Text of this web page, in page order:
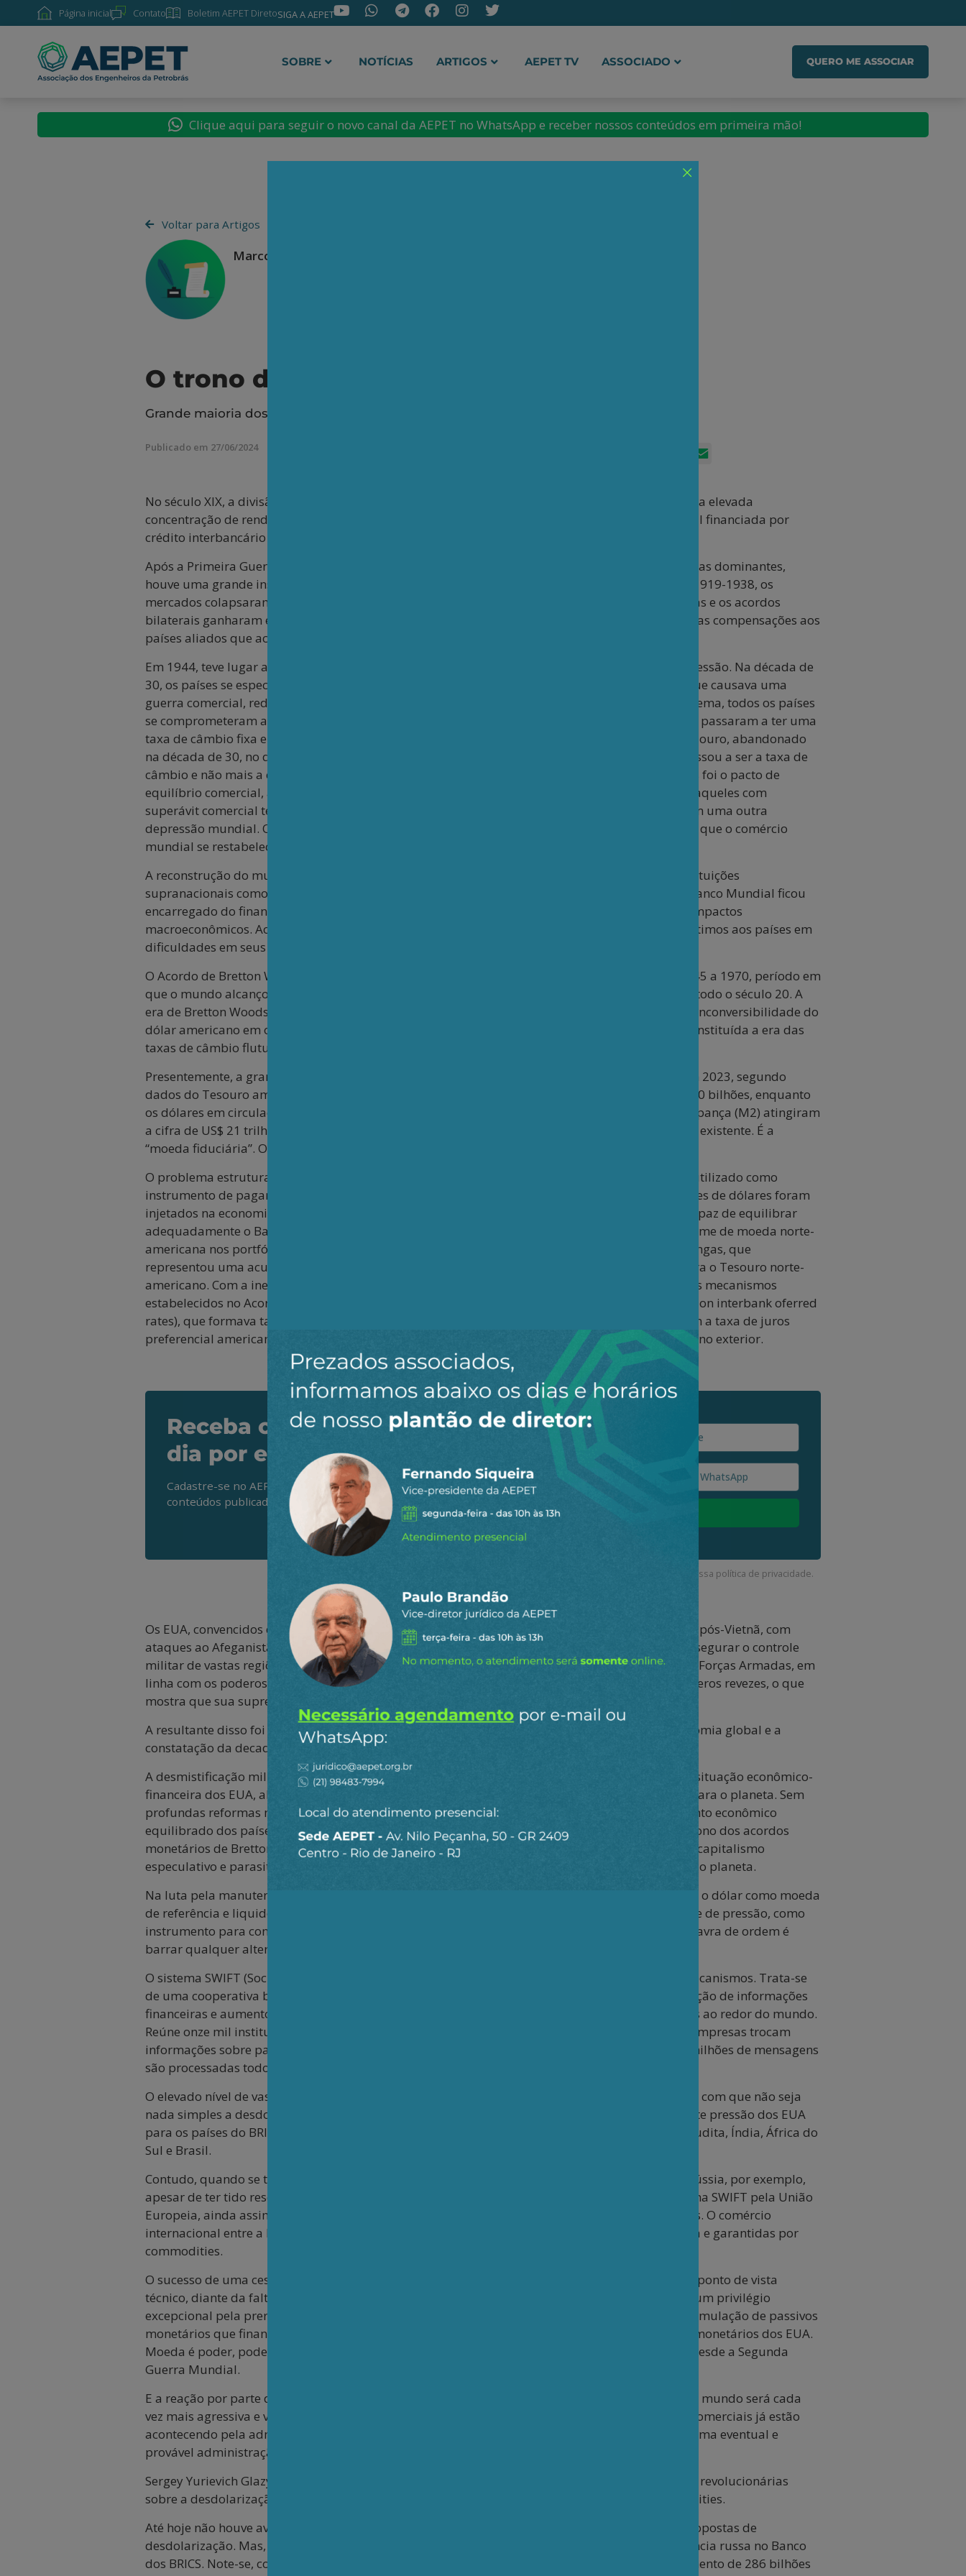
Página inicial Contato Boletim AEPET DiretoSIGA A AEPET
SOBRE NOTÍCIAS ARTIGOS AEPET TV ASSOCIADO QUERO ME ASSOCIAR
Clique aqui para seguir o novo canal da AEPET no WhatsApp e receber nossos conteúdos em primeira mão!
Voltar para Artigos
Marcos de Queiroz Grillo
O trono do dólar na mira do BRICS
Grande maioria dos dólares em circulação no mundo não tem lastro algum
Publicado em 27/06/2024 FacebookLinkedIn
No século XIX, a divisão internacional do trabalho, a acentuada mais valia na produção laboral e a elevada
concentração de renda permitiram que alguns países experimentassem uma revolução industrial financiada por
crédito interbancário internacional.
Após a Primeira Guerra Mundial (1914-1918), resultado de disputas expansionistas das economias dominantes,
houve uma grande instabilidade mundial, com inflação, desemprego e iliquidez. No período de 1919-1938, os
mercados colapsaram, eclodiram crises políticas, surgiram regimes totalitários e intervencionistas e os acordos
bilaterais ganharam espaço. No Tratado de Versalhes (1919), foram impostas à Alemanha pesadas compensações aos
países aliados que acabaram resultando na Segunda Guerra Mundial (1939-1945).
Em 1944, teve lugar a reunião de Bretton Woods, cujo objetivo era evitar uma outra Grande Depressão. Na década de
30, os países se especializaram em exportar desemprego, manipulando sua taxa de câmbio, o que causava uma
guerra comercial, redundando em depressão e desemprego em massa. Para diminuir esse problema, todos os países
se comprometeram a atrelar suas moedas ao preço do ouro. Isto significou que todas as moedas passaram a ter uma
taxa de câmbio fixa em relação a cada uma das outras moedas. Não era a volta do velho padrão-ouro, abandonado
na década de 30, no qual os estoques de ouro de um país lastreavam suas moedas. O critério passou a ser a taxa de
câmbio e não mais a quantidade de ouro. Outra medida importante proposta em Bretton Woods foi o pacto de
equilíbrio comercial, através do qual os países com déficit comercial receberiam empréstimos e aqueles com
superávit comercial teriam que importar mais bens das economias deficitárias, evitando-se assim uma outra
depressão mundial. Os EUA não aceitaram essa proposta e obtiveram expressivos superávits até que o comércio
mundial se restabelecesse no pós-guerra.
A reconstrução do mundo no pós-guerra necessitava de um novo paradigma. Foram criadas instituições
supranacionais como o FMI, o BIRD (Banco Mundial), dentre outras, todas vinculadas à ONU. O Banco Mundial ficou
encarregado do financiamento da reconstrução e do desenvolvimento, a partir de projetos com impactos
macroeconômicos. Ao FMI coube a missão de promover a expansão da liquidez, fazendo empréstimos aos países em
dificuldades em seus balanços de pagamentos, em troca de seguirem a cartilha liberal.
O Acordo de Bretton Woods e suas adaptações posteriores duraram um quarto de século, de 1945 a 1970, período em
que o mundo alcançou as maiores taxas de crescimento e o mais baixo nível de desemprego em todo o século 20. A
era de Bretton Woods terminou de fato quando, em 1971, os EUA decretaram unilateralmente a inconversibilidade do
dólar americano em ouro. A taxa de câmbio do dólar contra o ouro passou a flutuar, tendo sido instituída a era das
taxas de câmbio flutuantes.
Presentemente, a grande maioria dos dólares em circulação no mundo não tem lastro algum. Em 2023, segundo
dados do Tesouro americano, as reservas de ouro depositadas no Fort Knox equivaliam a US$ 270 bilhões, enquanto
os dólares em circulação, somados aos depósitos bancários em contas correntes e contas de poupança (M2) atingiram
a cifra de US$ 21 trilhões, ou seja, os dólares em circulação superavam em 776% o lastro de ouro existente. É a
“moeda fiduciária”. O dólar virou a divisa de referência, de aceitação universal inconteste.
O problema estrutural desse novo mecanismo é o de permitir que o dólar norte-americano seja utilizado como
instrumento de pagamento multilateral sem a necessária contrapartida cambial dos EUA. Trilhões de dólares foram
injetados na economia mundial sem a existência de uma contrapartida real de bens e serviços capaz de equilibrar
adequadamente o Balanço de Pagamentos dos EUA. Passou, então, a existir um significativo volume de moeda norte-
americana nos portfólios estrangeiros – como reserva de valor e/ou em posições especulativas longas, que
representou uma acumulação, indesejada e não reciclável, de direitos represados de saque contra o Tesouro norte-
americano. Com a inexorável especulação em cima do dólar, os Bancos Centrais instituíram novos mecanismos
estabelecidos no Acordo de Basiléia (Suíça, 1962) e, em paralelo, foi criado o mercado libor (London interbank oferred
rates), que formava taxas de juros para os depósitos em dólares fora dos EUA, arbitrando-as com a taxa de juros
preferencial americana – a US prime rate –, o que permitiu a reciclagem dos portfólios mundiais no exterior.
Receba os destaques do
dia por e-mail
Cadastre-se no AEPET Direto para receber os principais
conteúdos publicados em nosso site.
Ao clicar em “Cadastrar” você aceita receber nossos e-mails e concorda com a nossa política de privacidade.
Os EUA, convencidos de sua hegemonia mundial, continuaram deflagrando sua agenda belicista pós-Vietnã, com
ataques ao Afeganistão, Iraque, Síria, dentre outros, implementando seu plano estratégico de assegurar o controle
militar de vastas regiões dotadas de recursos fósseis e suas rotas de transporte, reforçando suas Forças Armadas, em
linha com os poderosos lobbies de sua indústria armamentista. No entanto, seu plano sofreu severos revezes, o que
mostra que sua supremacia militar não é imbatível, tanto a convencional como a nuclear.
A resultante disso foi e continua sendo o fortalecimento do conceito da multipolaridade na economia global e a
constatação da decadência das instituições idealizadas em Bretton Woods.
A desmistificação militar, o mau funcionamento da democracia, a derrocada do dólar e a crítica situação econômico-
financeira dos EUA, altamente dependente de emissões de dívida, terão desfecho determinante para o planeta. Sem
profundas reformas nas instituições mundiais supranacionais, direcionando-as para o crescimento econômico
equilibrado dos países, todo o establishment macroeconômico atual estará ameaçado. O abandono dos acordos
monetários de Bretton Woods abriu caminho para a era “pós-industrial”, da financeirização e do capitalismo
especulativo e parasitário, que nos conduzem para uma era medíocre, de destruição acelerada do planeta.
Na luta pela manutenção de sua hegemonia, os EUA se opõem a qualquer tentativa de destronar o dólar como moeda
de referência e liquidez internacional. Isso porque ele passou a ser utilizado como arma política e de pressão, como
instrumento para congelar reservas de outros países, instrumento de retaliação, etc. Assim, a palavra de ordem é
barrar qualquer alternativa ao dólar.
O sistema SWIFT (Society for Worldwide Interbank Financial Telecommunication) é um desses mecanismos. Trata-se
de uma cooperativa bancária internacional, criada na Bélgica em 1973, que permite a padronização de informações
financeiras e aumento da confiabilidade e segurança das transferências de recursos entre bancos ao redor do mundo.
Reúne onze mil instituições financeiras conectadas em mais de 200 países. Na prática, bancos e empresas trocam
informações sobre pagamentos que serão realizados e que já foram recebidos (por volta de 45 milhões de mensagens
são processadas todos os dias no SWIFT).
O elevado nível de vassalagem aos EUA por grande número de países e bancos internacionais faz com que não seja
nada simples a desdolarização propugnada no âmbito dos BRICS. E, certamente, haverá uma forte pressão dos EUA
para os países do BRICS manterem o dólar como moeda de referência, principalmente Arábia Saudita, Índia, África do
Sul e Brasil.
Contudo, quando se tratam de economias importantes, as sanções não têm sido tão eficazes. A Rússia, por exemplo,
apesar de ter tido reservas congeladas e inúmeros de seus bancos terem sido excluídos do sistema SWIFT pela União
Europeia, ainda assim, continuou exportando petróleo e gás para diversos clientes internacionais. O comércio
internacional entre a Rússia e a China cresceu a partir de transações realizadas na moeda chinesa e garantidas por
commodities.
O sucesso de uma cesta de moedas ou de uma moeda alternativa ao dólar é muito complexo do ponto de vista
técnico, diante da falta de coesão entre os países e instituições internacionais. Os EUA gozam de um privilégio
excepcional pela prerrogativa de emitirem moeda de liquidez internacional, possibilitando a acumulação de passivos
monetários que financiam seus déficits fiscal e externo. Cidadãos e governos absorvem passivos monetários dos EUA.
Moeda é poder, poder é moeda. A libra reinou por muito tempo. O dólar norte americano reina desde a Segunda
Guerra Mundial.
E a reação por parte do Império contra qualquer tentativa de destronar a hegemonia do dólar no mundo será cada
vez mais agressiva e violenta. Sanções contra a redução da utilização de dólares nas transações comerciais já estão
acontecendo pela administração Biden (TikTok, Huawei, etc.) e aumentarão substancialmente numa eventual e
provável administração Trump.
Sergey Yurievich Glazyev, membro do National Financial Council of the Bank of Russia, tem ideias revolucionárias
sobre a desdolarização, cuja alternativa seria uma cesta de moedas baseada em ouro e commodities.
Até hoje não houve avanço do NDB (Novo Banco de Desenvolvimento) dos BRICS em relação às propostas de
desdolarização. Mas, certamente, o assunto ganhará prioridade em 2025, já com a nova presidência russa no Banco
dos BRICS. Note-se, contudo, que todas as sanções dos EUA e da OTAN contra a Rússia (congelamento de 286 bilhões